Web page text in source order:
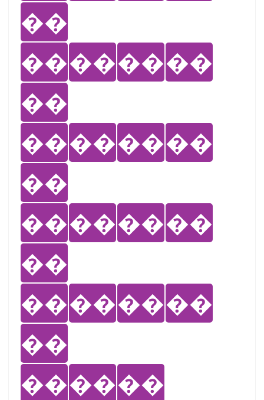
��
��������
��
��������
��
��������
��
��������
��
������